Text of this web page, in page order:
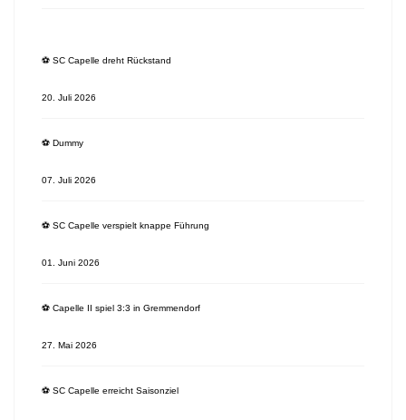
⚽️ SC Capelle dreht Rückstand
20. Juli 2026
⚽️ Dummy
07. Juli 2026
⚽️ SC Capelle verspielt knappe Führung
01. Juni 2026
⚽️ Capelle II spiel 3:3 in Gremmendorf
27. Mai 2026
⚽️ SC Capelle erreicht Saisonziel